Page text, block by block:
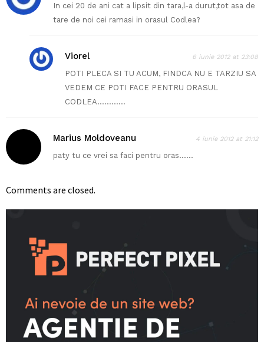
In cei 20 de ani cat a lipsit din tara,l-a durut,tot asa de
tare de noi cei ramasi in orasul Codlea?
Viorel 6 iunie 2012 at 23:08
POTI PLECA SI TU ACUM, FINDCA NU E TARZIU SA
VEDEM CE POTI FACE PENTRU ORASUL
CODLEA…………
Marius Moldoveanu 4 iunie 2012 at 21:12
paty tu ce vrei sa faci pentru oras……
Comments are closed.